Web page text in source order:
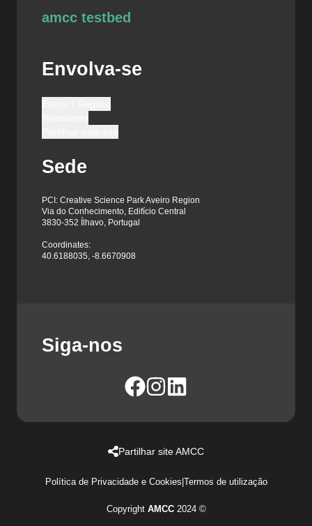
amcc testbed
Envolva-se
Sede
PCI: Creative Science Park Aveiro Region
Via do Conhecimento, Edifício Central
3830-352 Ílhavo, Portugal
Coordinates:
40.6188035, -8.6670908
Siga-nos
Partilhar site AMCC
Política de Privacidade e Cookies|Termos de utilização
Copyright AMCC2024 ©